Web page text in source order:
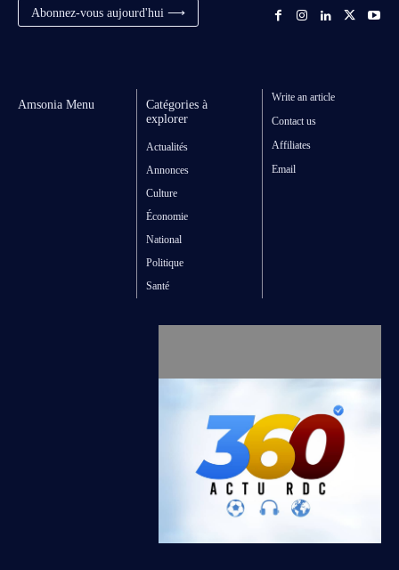
Abonnez-vous aujourd'hui ⟶
Amsonia Menu
Catégories à
explorer
Actualités
Annonces
Culture
Économie
National
Politique
Santé
Write an article
Contact us
Affiliates
Email